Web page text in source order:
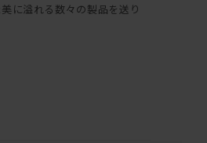
に溢れる数々の製品を送り